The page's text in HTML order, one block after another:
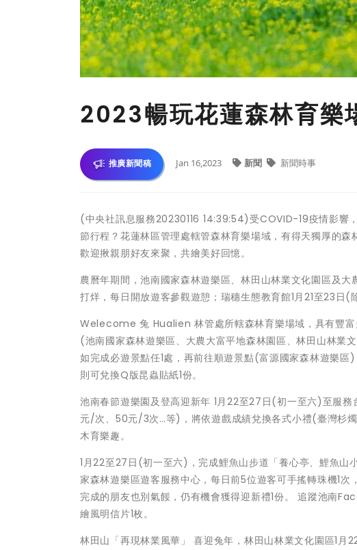
2023暢玩花蓮森林育樂
推廣新聞稿 Jan 16,2023 新聞 新聞時事
(中央社訊息服務20230116 14:39:54)受COVID-19疫情影響
節行程？花蓮林區管理處轄管森林育樂場域，有得天獨厚的
歡迎揪親朋好友來聚，共繪美好回憶。
農曆年期間，池南國家森林遊樂區、林田山林業文化園區及
打烊，每日開放遊客參觀遊憩；瑞穗生態教育館1月21至23日
Welecome 兔 Hualien 林管處所轄森林育樂場域，具有豐
(池南國家森林遊樂區、大農大富平地森林園區、林田山林業
如完成必遊景點任1處，再前往順遊景點(富源國家森林遊樂
則可兌換Q版昆蟲貼紙1份。
池南春節遊樂園及登高迎新年 1月22至27日(初一至六)至服
元/次、50元/3次…等)，將依遊戲成績兌換各式小禮(臺灣杉
木育樂趣。
1月22至27日(初一至六)，完成鯉魚山步道「養心亭、鯉魚
家森林遊樂區遊客服務中心，每日前5位遊客可手搖轉珠機1
完成的朋友也別氣餒，仍有機會獲得迎新禮1份。 追蹤池南
繪風明信片1枚。
林田山「再現林業風華」 喜迎兔年，林田山林業文化園區1